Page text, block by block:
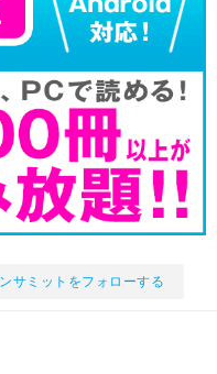
サミットをフォローする